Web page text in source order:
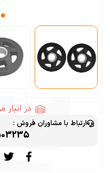
در
ارتباط با مشاوران فروش :